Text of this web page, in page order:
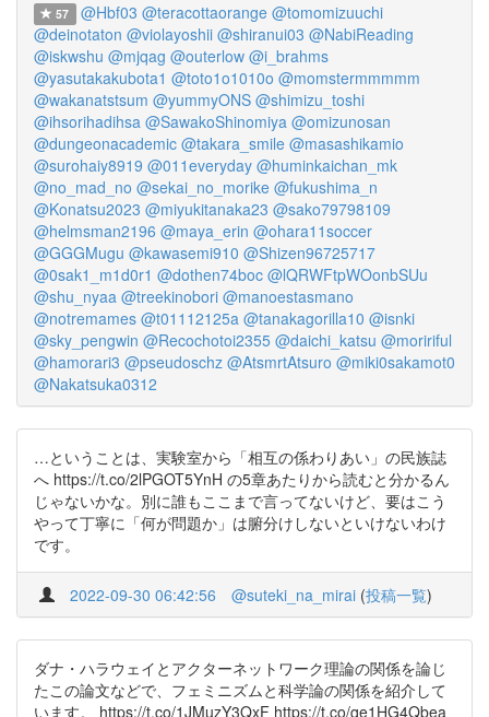
57 @Hbf03 @teracottaorange @tomomizuuchi
@deinotaton @violayoshii @shiranui03 @NabiReading
@iskwshu @mjqag @outerlow @i_brahms
@yasutakakubota1 @toto1o1010o @momstermmmmm
@wakanatstsum @yummyONS @shimizu_toshi
@ihsorihadihsa @SawakoShinomiya @omizunosan
@dungeonacademic @takara_smile @masashikamio
@surohaiy8919 @011everyday @huminkaichan_mk
@no_mad_no @sekai_no_morike @fukushima_n
@Konatsu2023 @miyukitanaka23 @sako79798109
@helmsman2196 @maya_erin @ohara11soccer
@GGGMugu @kawasemi910 @Shizen96725717
@0sak1_m1d0r1 @dothen74boc @lQRWFtpWOonbSUu
@shu_nyaa @treekinobori @manoestasmano
@notremames @t01112125a @tanakagorilla10 @isnki
@sky_pengwin @Recochotoi2355 @daichi_katsu @moririful
@hamorari3 @pseudoschz @AtsmrtAtsuro @miki0sakamot0
@Nakatsuka0312
…ということは、実験室から「相互の係わりあい」の民族誌
へ https://t.co/2lPGOT5YnH の5章あたりから読むと分かるん
じゃないかな。別に誰もここまで言ってないけど、要はこう
やって丁寧に「何が問題か」は腑分けしないといけないわけ
です。
2022-09-30 06:42:56 @suteki_na_mirai (投稿一覧)
ダナ・ハラウェイとアクターネットワーク理論の関係を論じ
たこの論文などで、フェミニズムと科学論の関係を紹介して
います。 https://t.co/1JMuzY3QxF https://t.co/qe1HG4Qbea